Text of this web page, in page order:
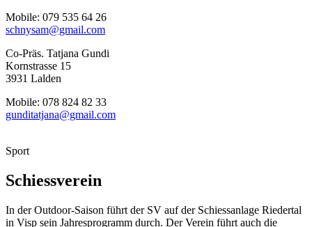
Mobile: 079 535 64 26
schnysam@gmail.com
Co-Präs. Tatjana Gundi
Kornstrasse 15
3931 Lalden
Mobile: 078 824 82 33
gunditatjana@gmail.com
Sport
Schiessverein
In der Outdoor-Saison führt der SV auf der Schiessanlage Riedertal
in Visp sein Jahresprogramm durch. Der Verein führt auch die